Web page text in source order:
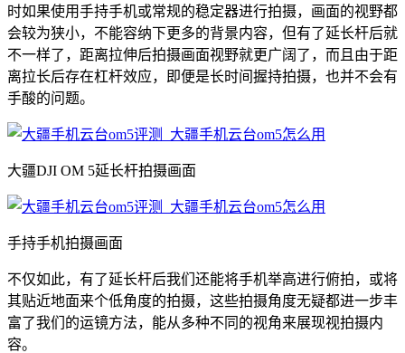
时如果使用手持手机或常规的稳定器进行拍摄，画面的视野都
会较为狭小，不能容纳下更多的背景内容，但有了延长杆后就
不一样了，距离拉伸后拍摄画面视野就更广阔了，而且由于距
离拉长后存在杠杆效应，即便是长时间握持拍摄，也并不会有
手酸的问题。
大疆DJI OM 5延长杆拍摄画面
手持手机拍摄画面
不仅如此，有了延长杆后我们还能将手机举高进行俯拍，或将
其贴近地面来个低角度的拍摄，这些拍摄角度无疑都进一步丰
富了我们的运镜方法，能从多种不同的视角来展现视拍摄内
容。